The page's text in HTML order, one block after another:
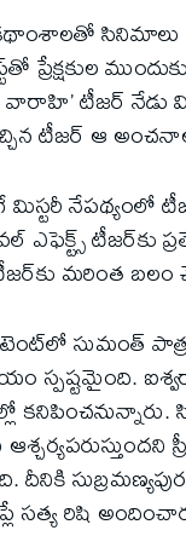
సినిమాలు
ప్రేక్షకుల
టీజర్ నేడు
టీజర్ ఆ
నేపథ్యంలో
ఎఫెక్ట్స్ టీజర్‌కు
మరింత బలం
సుమంత్
స్పష్టమైంది.
సత్య రిషి